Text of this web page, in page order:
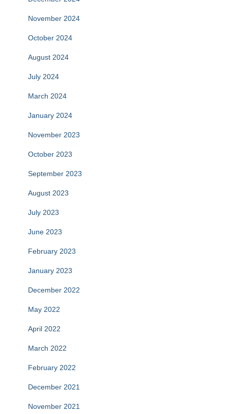
November 2024
October 2024
August 2024
July 2024
March 2024
January 2024
November 2023
October 2023
September 2023
August 2023
July 2023
June 2023
February 2023
January 2023
December 2022
May 2022
April 2022
March 2022
February 2022
December 2021
November 2021